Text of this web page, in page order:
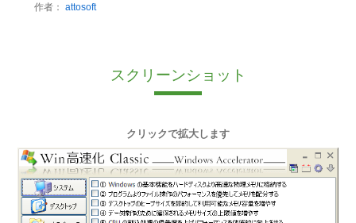
作者： attosoft
スクリーンショット
クリックで拡大します